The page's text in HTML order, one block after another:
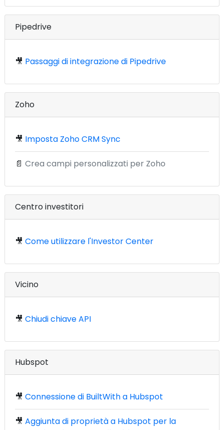
Pipedrive
🎥 Passaggi di integrazione di Pipedrive
Zoho
🎥 Imposta Zoho CRM Sync
📄 Crea campi personalizzati per Zoho
Centro investitori
🎥 Come utilizzare l'Investor Center
Vicino
🎥 Chiudi chiave API
Hubspot
🎥 Connessione di BuiltWith a Hubspot
🎥 Aggiunta di proprietà a Hubspot per la